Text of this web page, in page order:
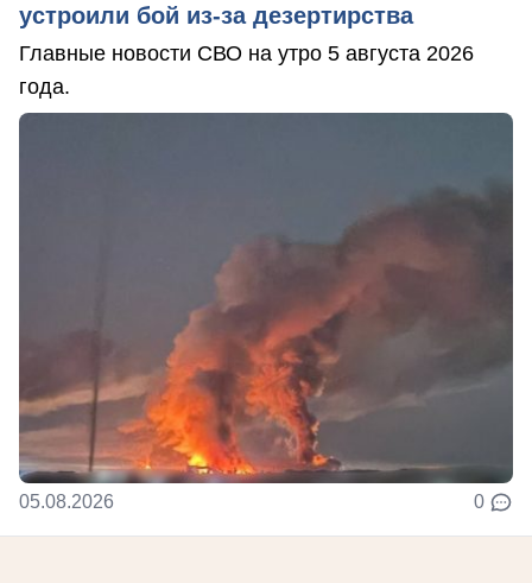
устроили бой из-за дезертирства
Главные новости СВО на утро 5 августа 2026
года.
05.08.2026 0